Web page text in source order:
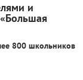
и
800 школьников